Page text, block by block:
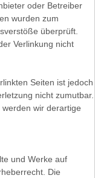
oder Betreiber
wurden zum
überprüft.
Verlinkung nicht
Seiten ist jedoch
nicht zumutbar.
wir derartige
und Werke auf
Die